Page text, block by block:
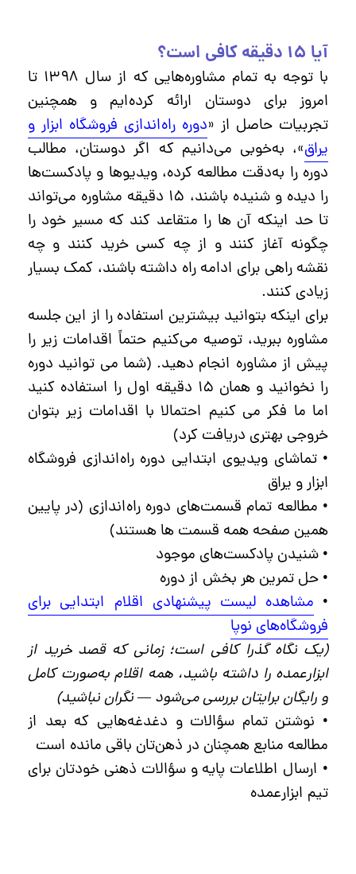
آیا ۱۵ دقیقه کافی است؟
با توجه به تمام مشاوره‌هایی که از سال ۱۳۹۸ تا
امروز برای دوستان ارائه کرده‌ایم و همچنین
تجربیات حاصل از «دوره راه‌اندازی فروشگاه ابزار و
یراق»، به‌خوبی می‌دانیم که اگر دوستان، مطالب
دوره را به‌دقت مطالعه کرده، ویدیوها و پادکست‌ها
را دیده و شنیده باشند، ۱۵ دقیقه مشاوره می‌تواند
تا حد اینکه آن ها را متقاعد کند که مسیر خود را
چگونه آغاز کنند و از چه کسی خرید کنند و چه
نقشه راهی برای ادامه راه داشته باشند، کمک بسیار
زیادی کنند.
برای اینکه بتوانید بیشترین استفاده را از این جلسه
مشاوره ببرید، توصیه می‌کنیم حتماً اقدامات زیر را
پیش از مشاوره انجام دهید. (شما می توانید دوره
را نخوانید و همان ۱۵ دقیقه اول را استفاده کنید
اما ما فکر می کنیم احتمالا با اقدامات زیر بتوان
خروجی بهتری دریافت کرد)
• تماشای ویدیوی ابتدایی دوره راه‌اندازی فروشگاه
ابزار و یراق
• مطالعه تمام قسمت‌های دوره راه‌اندازی (در پایین
همین صفحه همه قسمت ها هستند)
• شنیدن پادکست‌های موجود
• حل تمرین‌ هر بخش از دوره
• مشاهده لیست پیشنهادی اقلام ابتدایی برای
فروشگاه‌های نوپا
(یک نگاه گذرا کافی است؛ زمانی که قصد خرید از
ابزارعمده را داشته باشید، همه اقلام به‌صورت کامل
و رایگان برایتان بررسی می‌شود — نگران نباشید)
• نوشتن تمام سؤالات و دغدغه‌هایی که بعد از
مطالعه منابع همچنان در ذهن‌تان باقی مانده است
• ارسال اطلاعات پایه و سؤالات ذهنی خودتان برای
تیم ابزارعمده